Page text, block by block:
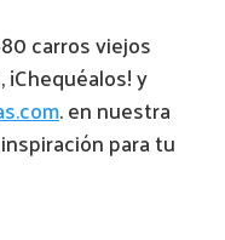
carros viejos
y
. en nuestra
para tu